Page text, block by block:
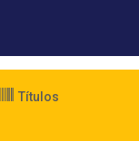
Títulos